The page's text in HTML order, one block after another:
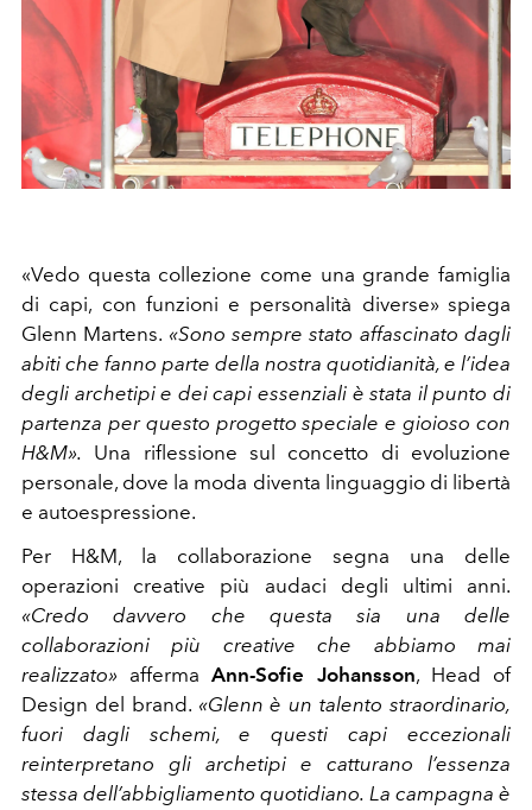
«Vedo questa collezione come una grande famiglia
di capi, con funzioni e personalità diverse» spiega
Glenn Martens. «Sono sempre stato affascinato dagli
abiti che fanno parte della nostra quotidianità, e l’idea
degli archetipi e dei capi essenziali è stata il punto di
partenza per questo progetto speciale e gioioso con
H&M». Una riflessione sul concetto di evoluzione
personale, dove la moda diventa linguaggio di libertà
e autoespressione.
Per H&M, la collaborazione segna una delle
operazioni creative più audaci degli ultimi anni.
«Credo davvero che questa sia una delle
collaborazioni più creative che abbiamo mai
realizzato» affermaAnn-Sofie Johansson, Head of
Design del brand. «Glenn è un talento straordinario,
fuori dagli schemi, e questi capi eccezionali
reinterpretano gli archetipi e catturano l’essenza
stessa dell’abbigliamento quotidiano. La campagna è